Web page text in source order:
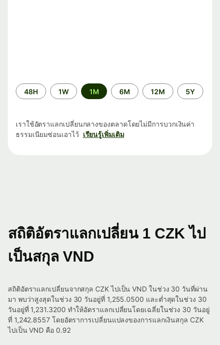
ระยะ
เวลา
48H 1W 1M 6M 12M 5Y
เราใช้อัตราแลกเปลี่ยนกลางของตลาดโดยไม่มีการบวกเงินค่า
ธรรมเนียมซ่อนเอาไว้ เรียนรู้เพิ่มเติม
สถิติอัตราแลกเปลี่ยน 1 CZK ไป
เป็นสกุล VND
สถิติอัตราแลกเปลี่ยนจากสกุล CZK ไปเป็น VND ในช่วง 30 วันที่ผ่าน
มา พบว่าสูงสุดในช่วง 30 วันอยู่ที่ 1,255.0500 และต่ำสุดในช่วง 30
วันอยู่ที่ 1,231.3200 ทำให้อัตราแลกเปลี่ยนโดยเฉลี่ยในช่วง 30 วันอยู่
ที่ 1,242.8557 โดยอัตราการเปลี่ยนแปลงของการแลกเงินสกุล CZK
ไปเป็น VND คือ 0.92